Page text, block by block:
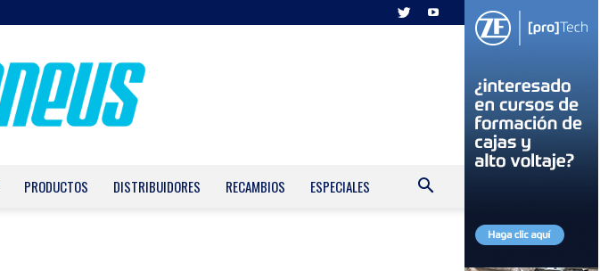
PRODUCTOS DISTRIBUIDORES RECAMBIOS ESPECIALES